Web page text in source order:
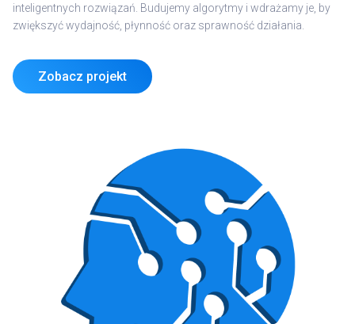
inteligentnych rozwiązań Budujemy a gorytmy i wdrażamy je by
zwiększyćwydajność płynność oraz sprawność działania.
Zobacz projekt